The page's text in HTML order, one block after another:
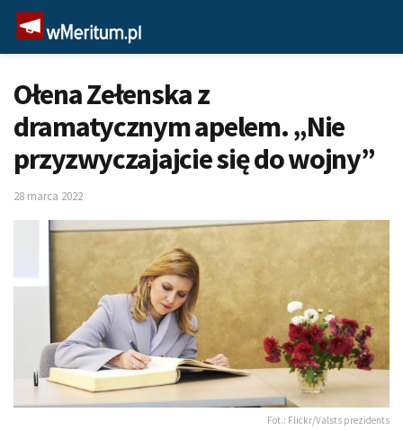
Ołena Zełenska z
dramatycznym apelem. „Nie
przyzwyczajajcie się do wojny”
28 marca 2022
Fot.: Flickr/Valsts prezidents